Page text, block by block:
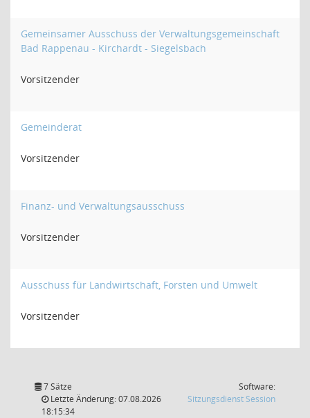
Gemeinsamer Ausschuss der Verwaltungsgemeinschaft
Bad Rappenau - Kirchardt - Siegelsbach
Vorsitzender
Gemeinderat
Vorsitzender
Finanz- und Verwaltungsausschuss
Vorsitzender
Ausschuss für Landwirtschaft, Forsten und Umwelt
Vorsitzender
7 Sätze
Letzte Änderung: 07.08.2026
18:15:34
Software:
Sitzungsdienst Session(Wird in